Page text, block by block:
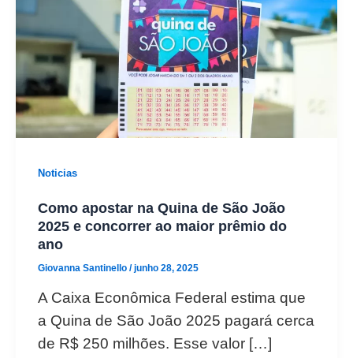
Noticias
Como apostar na Quina de São João
2025 e concorrer ao maior prêmio do
ano
Giovanna Santinello /junho 28, 2025
A Caixa Econômica Federal estima que
a Quina de São João 2025 pagará cerca
de R$ 250 milhões. Esse valor […]